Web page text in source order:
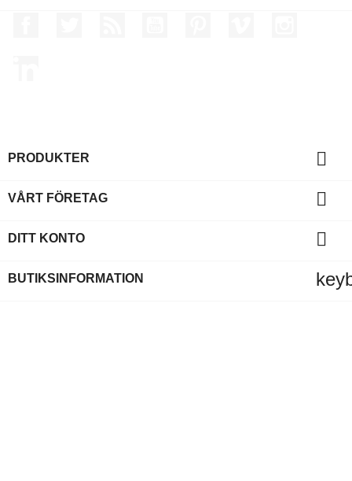
PRODUKTER 
VÅRT FÖRETAG 
DITT KONTO 
BUTIKSINFORMATION